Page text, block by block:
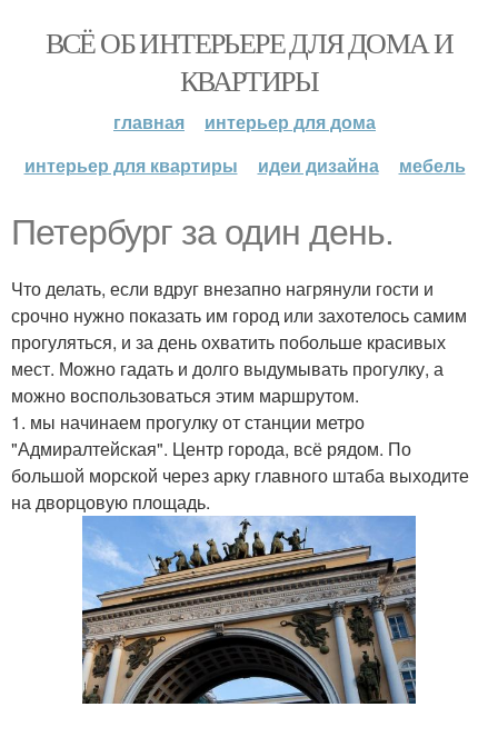
ВСЁ ОБ ИНТЕРЬЕРЕ ДЛЯ ДОМА И
КВАРТИРЫ
главная
интерьер для дома
интерьер для квартиры
идеи дизайна мебель
Петербург за один день.
Что делать, если вдруг внезапно нагрянули гости и
срочно нужно показать им город или захотелось самим
прогуляться, и за день охватить побольше красивых
мест. Можно гадать и долго выдумывать прогулку, а
можно воспользоваться этим маршрутом.
1. мы начинаем прогулку от станции метро
"Адмиралтейская". Центр города, всё рядом. По
большой морской через арку главного штаба выходите
на дворцовую площадь.